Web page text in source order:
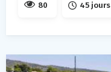
80 45 jours